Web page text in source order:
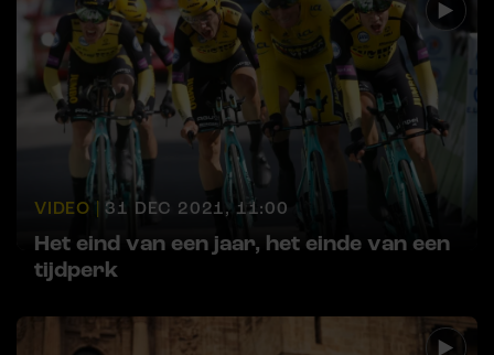
VIDEO | 31 DEC 2021, 11:00
Het eind van een jaar, het einde van een
tijdperk